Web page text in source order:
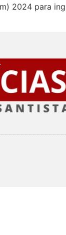
2024 para